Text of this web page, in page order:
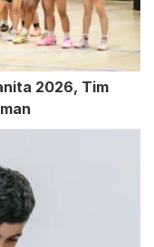
2026, Tim